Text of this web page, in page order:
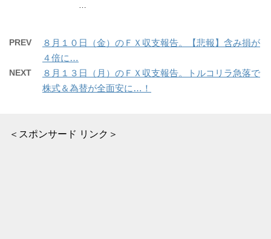
…
PREV
８月１０日（金）のＦＸ収支報告。【悲報】含み損が
４倍に…
NEXT
８月１３日（月）のＦＸ収支報告。トルコリラ急落で
株式＆為替が全面安に…！
＜スポンサード リンク＞